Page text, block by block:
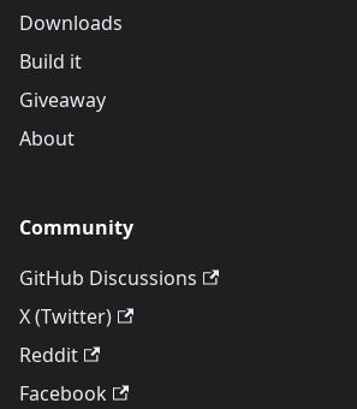
Downloads
Build it
Giveaway
About
Community
GitHub Discussions
X (Twitter)
Reddit
Facebook